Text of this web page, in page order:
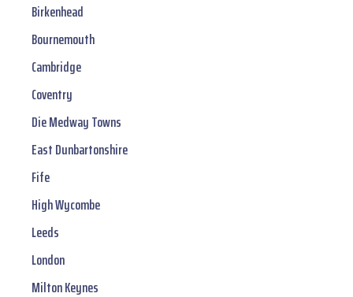
Birkenhead
Bournemouth
Cambridge
Coventry
Die Medway Towns
East Dunbartonshire
Fife
High Wycombe
Leeds
London
Milton Keynes